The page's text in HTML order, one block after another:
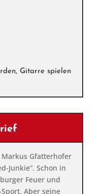
Gitarre spielen
Markus Gfatterhofer
Junkie“. Schon in
Feuer und
Aber seine